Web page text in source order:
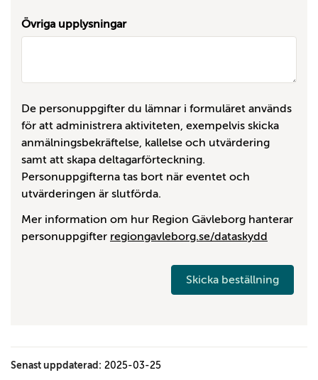
Övriga upplysningar
De personuppgifter du lämnar i formuläret används
för att administrera aktiviteten, exempelvis skicka
anmälningsbekräftelse, kallelse och utvärdering
samt att skapa deltagarförteckning.
Personuppgifterna tas bort när eventet och
utvärderingen är slutförda.
Mer information om hur Region Gävleborg hanterar
personuppgifter regiongavleborg.se/dataskydd
Skicka beställning
Senast uppdaterad: 2025-03-25